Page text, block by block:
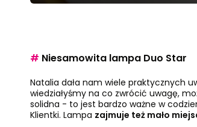
# Niesamowita lampa Duo Star
Natalia dała nam wiele praktycznych
wiedziałyśmy na co zwrócić uwagę,
solidna - to jest bardzo ważne w
Klientki. Lampa zajmuje też mało